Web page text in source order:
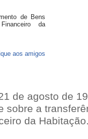
de Bens
da
aos amigos
de agosto de
sobre a
da